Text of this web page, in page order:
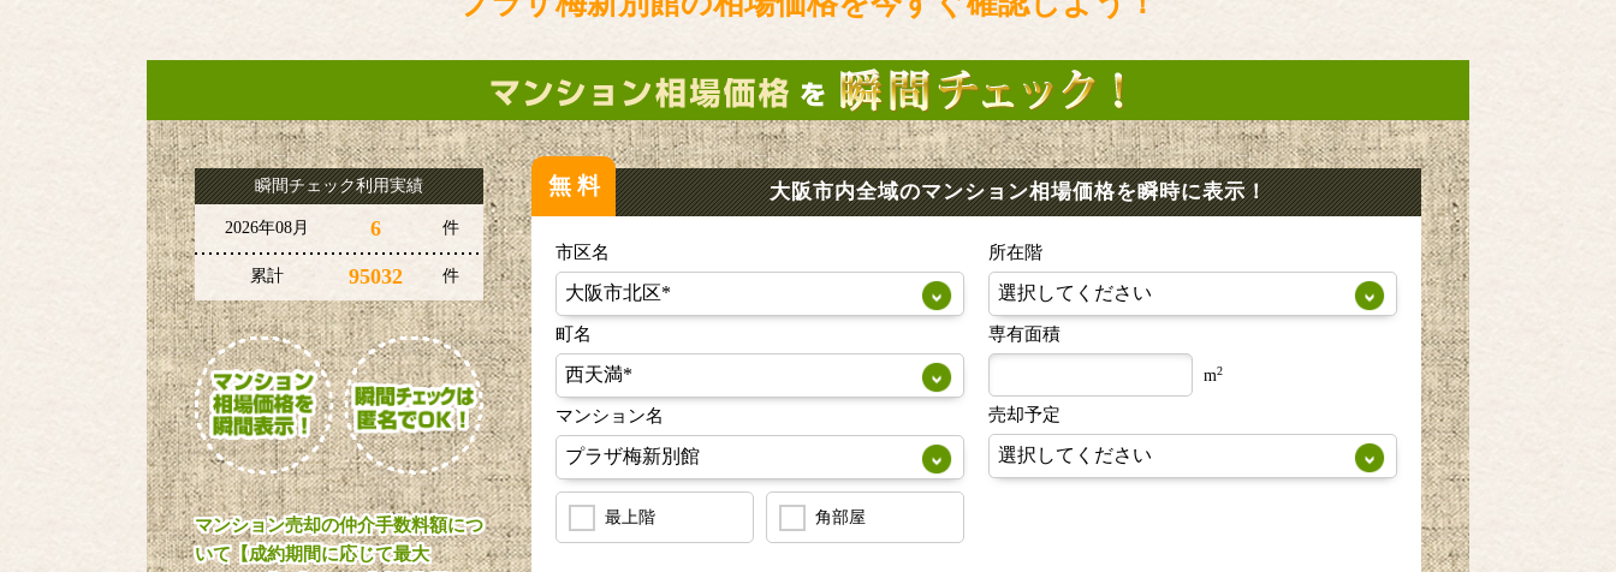
瞬間チェック利用実績
2026年08月 6 件
累計 95032 件
マンション売却の仲介手数料額につ
いて【成約期間に応じて最大
無料 大阪市内全域のマンション相場価格を瞬時に表示！
市区名
町名
マンション名
最上階 角部屋
所在階
専有面積
m2
売却予定